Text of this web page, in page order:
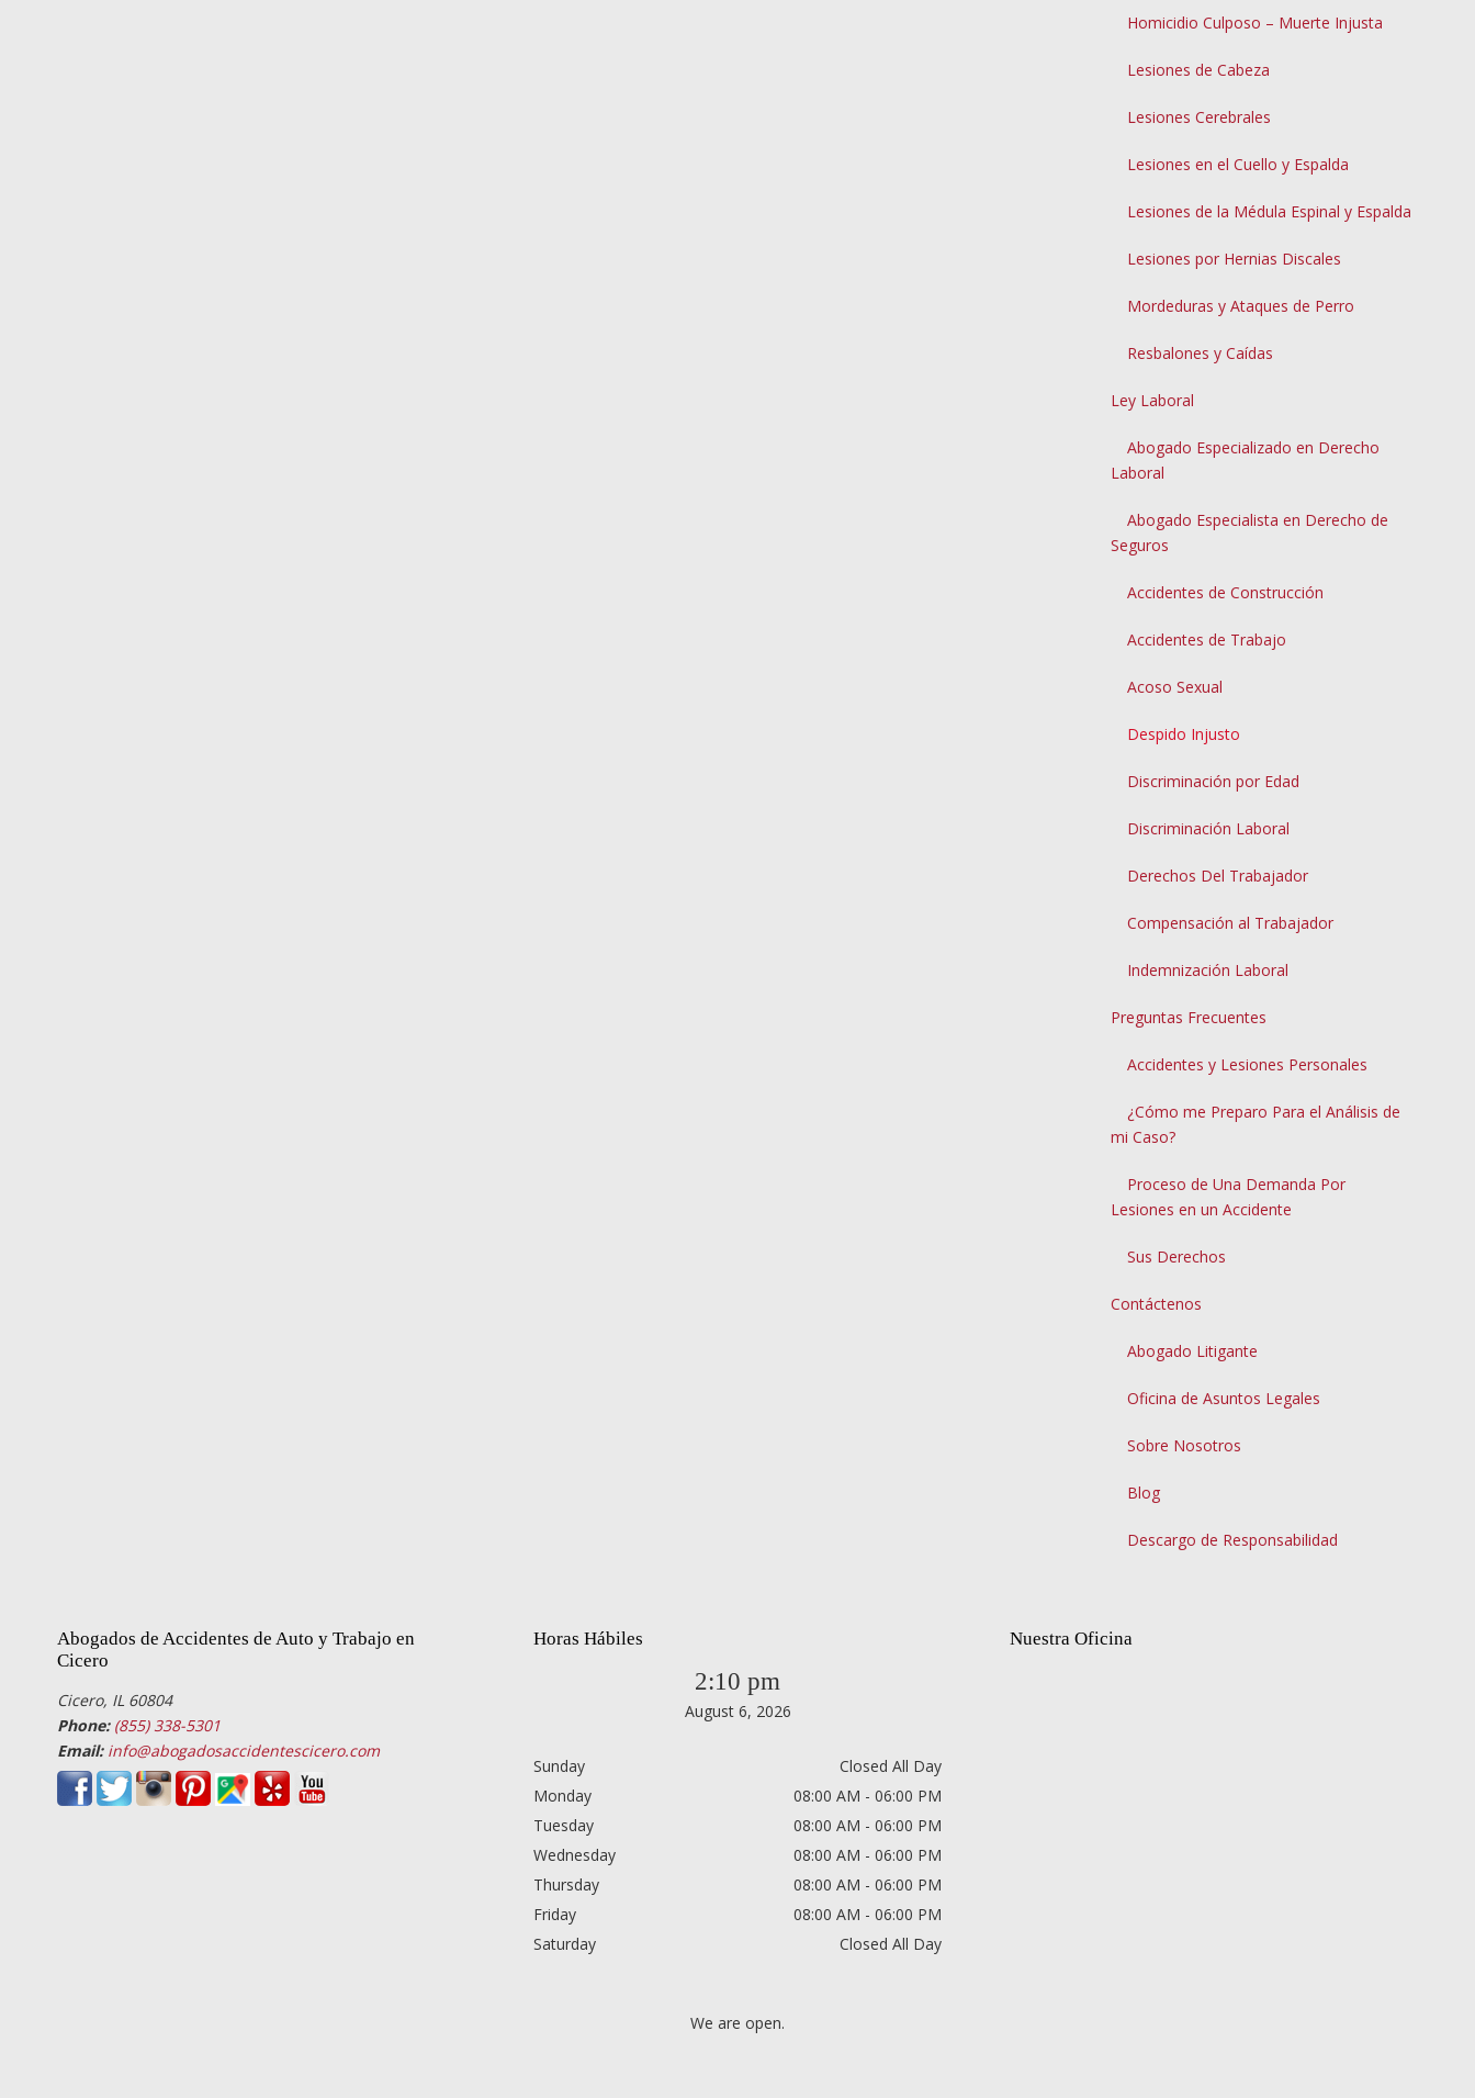
Homicidio Culposo – Muerte Injusta
Lesiones de Cabeza
Lesiones Cerebrales
Lesiones en el Cuello y Espalda
Lesiones de la Médula Espinal y Espalda
Lesiones por Hernias Discales
Mordeduras y Ataques de Perro
Resbalones y Caídas
Ley Laboral
Abogado Especializado en Derecho
Laboral
Abogado Especialista en Derecho de
Seguros
Accidentes de Construcción
Accidentes de Trabajo
Acoso Sexual
Despido Injusto
Discriminación por Edad
Discriminación Laboral
Derechos Del Trabajador
Compensación al Trabajador
Indemnización Laboral
Preguntas Frecuentes
Accidentes y Lesiones Personales
¿Cómo me Preparo Para el Análisis de
mi Caso?
Proceso de Una Demanda Por
Lesiones en un Accidente
Sus Derechos
Contáctenos
Abogado Litigante
Oficina de Asuntos Legales
Sobre Nosotros
Blog
Descargo de Responsabilidad
Abogados de Accidentes de Auto y Trabajo en
Cicero
Cicero, IL 60804
Phone: (855) 338-5301
Email: info@abogadosaccidentescicero.com
Horas Hábiles
2:10 pm
August 6, 2026
Sunday
Closed All Day
Monday
08:00 AM - 06:00 PM
Tuesday
08:00 AM - 06:00 PM
Wednesday
08:00 AM - 06:00 PM
Thursday
08:00 AM - 06:00 PM
Friday
08:00 AM - 06:00 PM
Saturday
Closed All Day
We are open.
Nuestra Oficina